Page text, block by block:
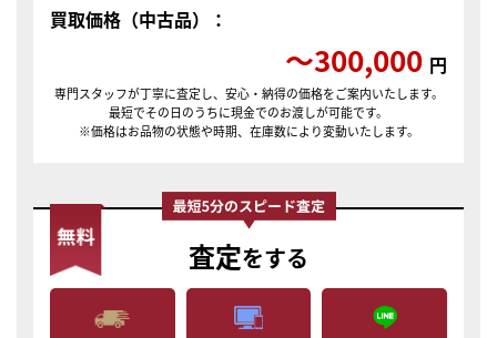
買取価格（中古品）：
〜300,000 円
専門スタッフが丁寧に査定し、安心・納得の価格をご案内いたします。
最短でその日のうちに現金でのお渡しが可能です。
※価格はお品物の状態や時期、在庫数により変動いたします。
査定をする